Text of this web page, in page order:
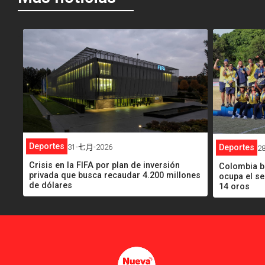
Deportes 31-七月-2026
Crisis en la FIFA por plan de inversión
privada que busca recaudar 4.200 millones
de dólares
Deportes
Colombia
ocupa el
14 oros